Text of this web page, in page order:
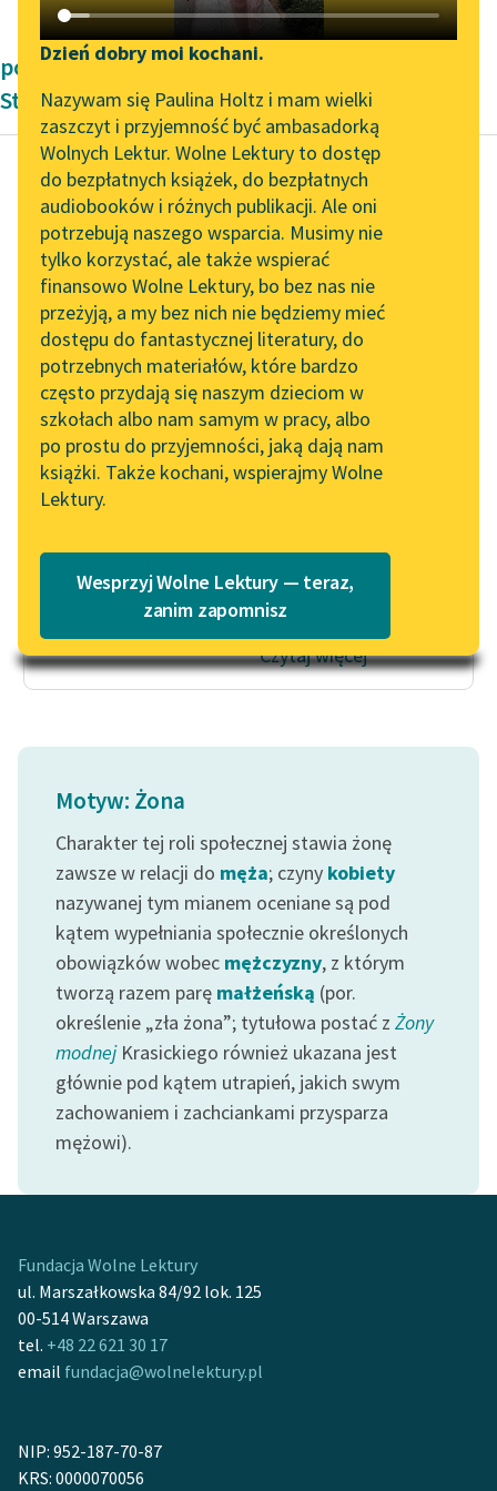
Katalog DAISY
Podkasty o książkach
Zgłoś brak utworu
Aktualności
„Prokurator Alicja Horn”
do słuchania
Byliśmy częścią AI Impact
Lab
Zapraszamy na spotkanie
online z tłumaczkami
literatury skandynawskiej
Spotkanie z Katarzyną
Tunkiel w Oslo
102. lata temu zmarł
Joseph Conrad
Lektury szkolne i klasyka
literatury do słuchania dla
uczennic i uczniów z
niepełnosprawnościami
szkolnych i literatury do
słuchania dla uczennic i
uczniów z
niepełnosprawnościami
Feministyczne inspiracje.
Popularyzacja
skandynawskiej literatury
feministycznej
Ręce pełne poezji
Kolekcje edukacyjne
twórców przechodzących
do domeny publicznej,
lektur szkolnych oraz
Starego Testamentu
Odkurzamy bohaterów
Lektur
Narzędzia
Mapa Wolnych Lektur
Leśmianator
Przewodnik dla piszących i
czytających
API
OAI-PMH
Widget Wolnych Lektur
Przypisy
Katalog w formacie PDF
O nas
Kontakt
Zespół
Dzień dobry moi kochani.
Nazywam się Paulina Holtz i mam wielki
zaszczyt i przyjemność być ambasadorką
Wolnych Lektur. Wolne Lektury to dostęp
do bezpłatnych książek, do bezpłatnych
audiobooków i różnych publikacji. Ale oni
potrzebują naszego wsparcia. Musimy nie
tylko korzystać, ale także wspierać
finansowo Wolne Lektury, bo bez nas nie
przeżyją, a my bez nich nie będziemy mieć
dostępu do fantastycznej literatury, do
potrzebnych materiałów, które bardzo
często przydają się naszym dzieciom w
szkołach albo nam samym w pracy, albo
po prostu do przyjemności, jaką dają nam
książki. Także kochani, wspierajmy Wolne
Lektury.
Wesprzyj Wolne Lektury — teraz,
zanim zapomnisz
powieści przygodowe Roberta Louisa
Stevensona
Robert Louis Stevenson
Wyspa skarbów
Zostawia
żonę, aby w
jego
zastępstwie
prowadziła
szynk;
ponieważ
więc takim...
Czytaj więcej
Motyw: Żona
Charakter tej roli społecznej stawia żonę
zawsze w relacji do męża; czyny kobiety
nazywanej tym mianem oceniane są pod
kątem wypełniania społecznie określonych
obowiązków wobec mężczyzny, z którym
tworzą razem parę małżeńską (por.
określenie „zła żona”; tytułowa postać z Żony
modnejKrasickiego również ukazana jest
głównie pod kątem utrapień, jakich swym
zachowaniem i zachciankami przysparza
mężowi).
Fundacja Wolne Lektury
ul. Marszałkowska 84/92 lok. 125
00-514 Warszawa
tel. +48 22 621 30 17
email fundacja@wolnelektury.pl
NIP: 952-187-70-87
KRS: 0000070056